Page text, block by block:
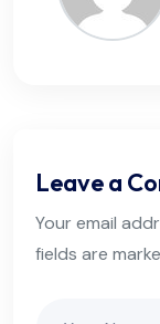
Leave a
Your email
fields are